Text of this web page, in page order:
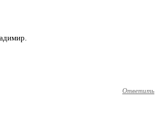
Ответить